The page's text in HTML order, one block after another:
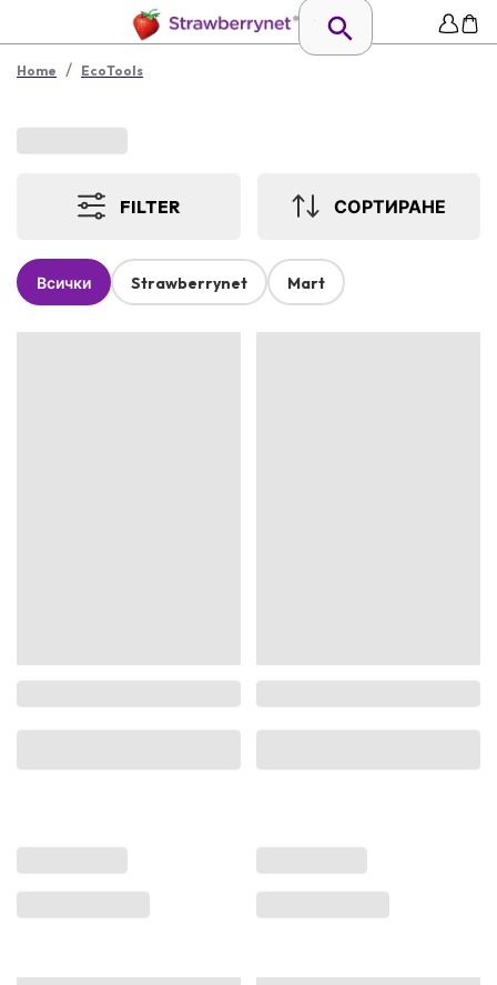
Home / EcoTools
FILTER СОРТИРАНЕ
Всички Strawberrynet Mart